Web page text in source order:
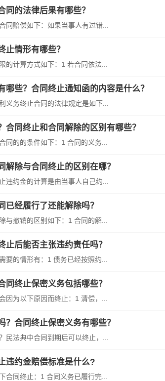
同的法律后果有哪些？
同赔偿如下：如果当事人有过错...
止情形有哪些？
的计算方式如下：1 若合同依法...
些？合同终止通知函的内容是什么？
义务终止合同的法律规定是如下...
同终止和合同解除的区别有哪些？
同的的条件如下：1 合同的义务...
除与合同终止的区别在哪？
违约金的计算是由当事人自己约...
已经履行了还能解除吗？
与撤销的区别如下：1 合同的解...
后能否主张违约责任吗？
要的情形有：1 债务已经按照约...
终止保密义务包括哪些？
因为以下原因而终止：1 清偿，...
？合同终止保密义务有哪些？
民法典中合同到期后可以终止，...
违约金赔偿标准是什么?
合同终止：1 合同义务已履行完...